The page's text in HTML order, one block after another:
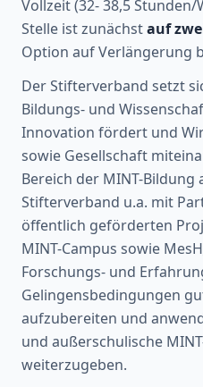
Vollzeit (32- 38,5
Stelle ist zunächstauf
Option auf Verlängerung
Der Stifterverband setzt
Bildungs- und
Innovation fördert und
sowie Gesellschaft
Bereich der MINT-Bildung
Stifterverband u.a. mit
öffentlich geförderten
MINT-Campus sowie
Forschungs- und
Gelingensbedingungen
aufzubereiten und
und außerschulische
weiterzugeben.